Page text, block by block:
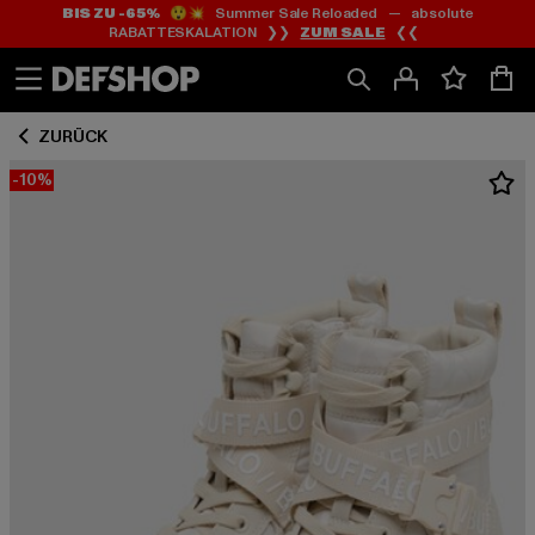
Zum
Inhalt
springen
Zum
Fußzeile
springen
BIS ZU -65%😲💥 Summer Sale Reloaded — absolute
RABATTESKALATION ❯❯ ZUM SALE ❮❮
ZURÜCK
-10%